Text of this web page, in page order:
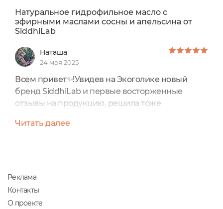
Натуральное гидрофильное масло с
эфирными маслами сосны и апельсина от
SiddhiLab
Наташа
24 мая 2025
Всем привет✨!Увидев на Экоголике новый
бренд SiddhiLab и первые восторженные
отзывы на продукцию, решила тоже
с эфирными маслами сосны и апельсинаот
которого являются натуральность,
эффективность, качество и ECO friendly.
Косметика создается с использованием
Читать далее
Реклама
Контакты
О проекте